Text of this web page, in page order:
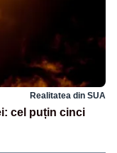
Realitatea din SUA
cel puțin cinci